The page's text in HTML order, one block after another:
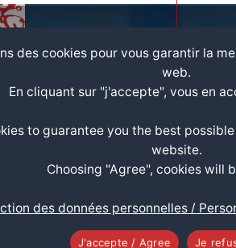
Chambre
Philippe
à partir de160 €/ nuit
+
des cookies pour vous garantir la
web.
En cliquant sur "j'accepte", vous en
to guarantee you the best
website.
Choosing "Agree", cookies will
des données personnelles /
J'accepte / Agree Je